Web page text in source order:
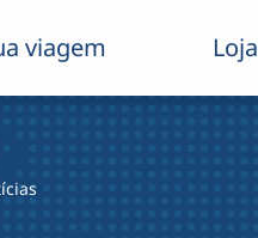
viagem Loja